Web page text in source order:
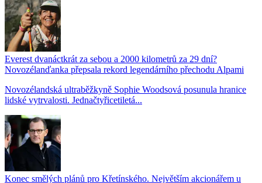
Everest dvanáctkrát za sebou a 2000 kilometrů za 29 dní?
Novozélanďanka přepsala rekord legendárního přechodu Alpami
Novozélandská ultraběžkyně Sophie Woodsová posunula hranice
lidské vytrvalosti. Jednačtyřicetiletá...
Konec smělých plánů pro Křetínského. Největším akcionářem u